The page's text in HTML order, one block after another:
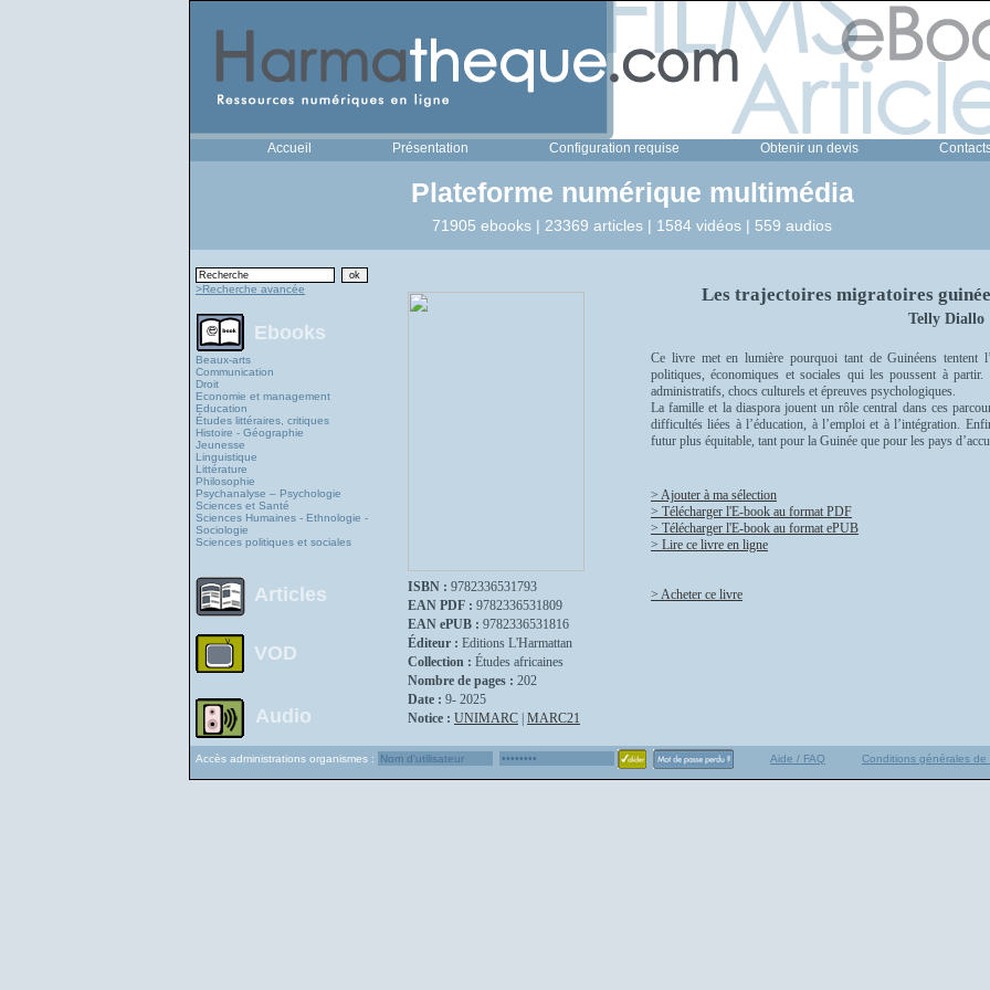
Accueil Présentation Configuration requise Obtenir un devis
Plateforme numérique multimédia
71905 ebooks | 23369 articles | 1584 vidéos | 559 audios
>Recherche avancée
Ebooks
Beaux-arts
Communication
Droit
Economie et management
Education
Études littéraires, critiques
Histoire - Géographie
Jeunesse
Linguistique
Littérature
Philosophie
Psychanalyse – Psychologie
Sciences et Santé
Sciences Humaines - Ethnologie -
Sociologie
Sciences politiques et sociales
Articles
VOD
Audio
ISBN : 9782336531793
EAN PDF : 9782336531809
EAN ePUB : 9782336531816
Éditeur : Editions L'Harmattan
Collection : Études africaines
Nombre de pages : 202
Date : 9- 2025
Notice : UNIMARC MARC21
Les trajectoires migratoires
Telly Diallo
Ce livre met en lumière pourquoi tant de Guinéens tentent
politiques, économiques et sociales qui les poussent à
administratifs, chocs culturels et épreuves psychologiques.
La famille et la diaspora jouent un rôle central dans ces
difficultés liées à l’éducation, à l’emploi et à l’intégration.
futur plus équitable, tant pour la Guinée que pour les pays
> Ajouter à ma sélection
> Télécharger l'E-book au format PDF
> Télécharger l'E-book au format ePUB
> Lire ce livre en ligne
> Acheter ce livre
Accès administrations organismes : Aide / FAQ Conditions générales de